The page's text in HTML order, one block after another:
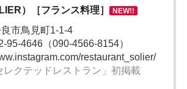
）［フランス料理］ NEW!!
市鳥見町1-1-4
95-4646（090-4566-8154）
restaurant_solier/
レクテッドレストラン」初掲載